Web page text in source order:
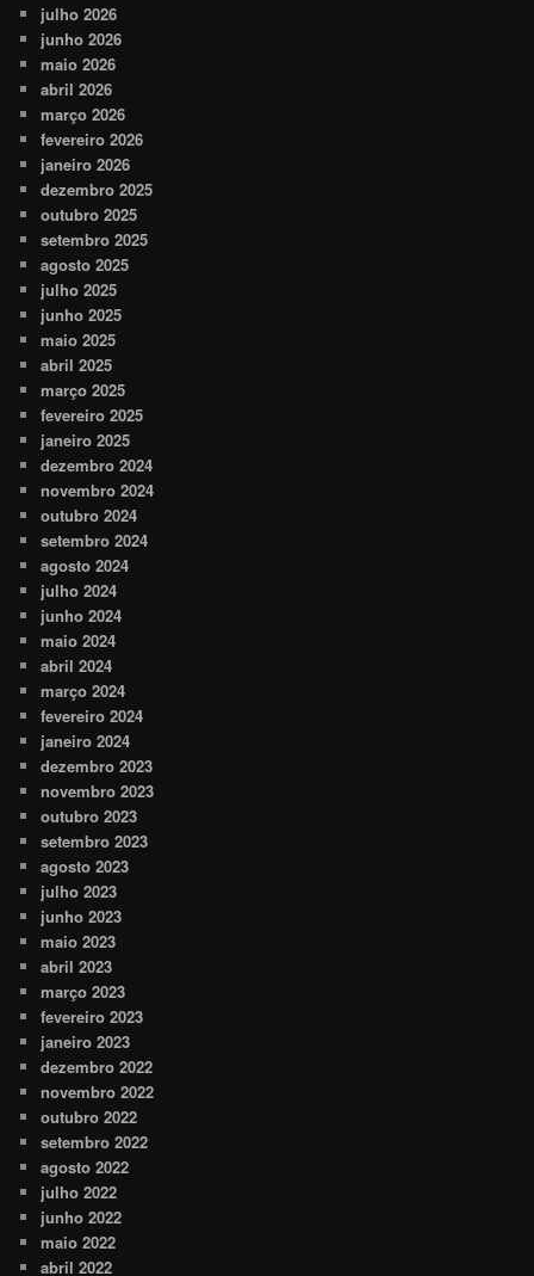
julho 2026
junho 2026
maio 2026
abril 2026
março 2026
fevereiro 2026
janeiro 2026
dezembro 2025
outubro 2025
setembro 2025
agosto 2025
julho 2025
junho 2025
maio 2025
abril 2025
março 2025
fevereiro 2025
janeiro 2025
dezembro 2024
novembro 2024
outubro 2024
setembro 2024
agosto 2024
julho 2024
junho 2024
maio 2024
abril 2024
março 2024
fevereiro 2024
janeiro 2024
dezembro 2023
novembro 2023
outubro 2023
setembro 2023
agosto 2023
julho 2023
junho 2023
maio 2023
abril 2023
março 2023
fevereiro 2023
janeiro 2023
dezembro 2022
novembro 2022
outubro 2022
setembro 2022
agosto 2022
julho 2022
junho 2022
maio 2022
abril 2022